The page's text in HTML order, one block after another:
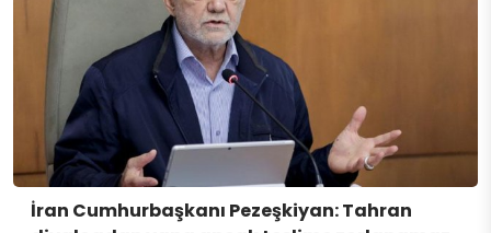
İran Cumhurbaşkanı Pezeşkiyan: Tahran